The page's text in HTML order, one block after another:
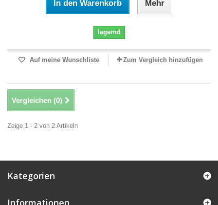
In den Warenkorb Mehr
lagernd
Auf meine Wunschliste Zum Vergleich hinzufügen
Vergleichen (0)
Zeige 1 - 2 von 2 Artikeln
Kategorien
Informationen